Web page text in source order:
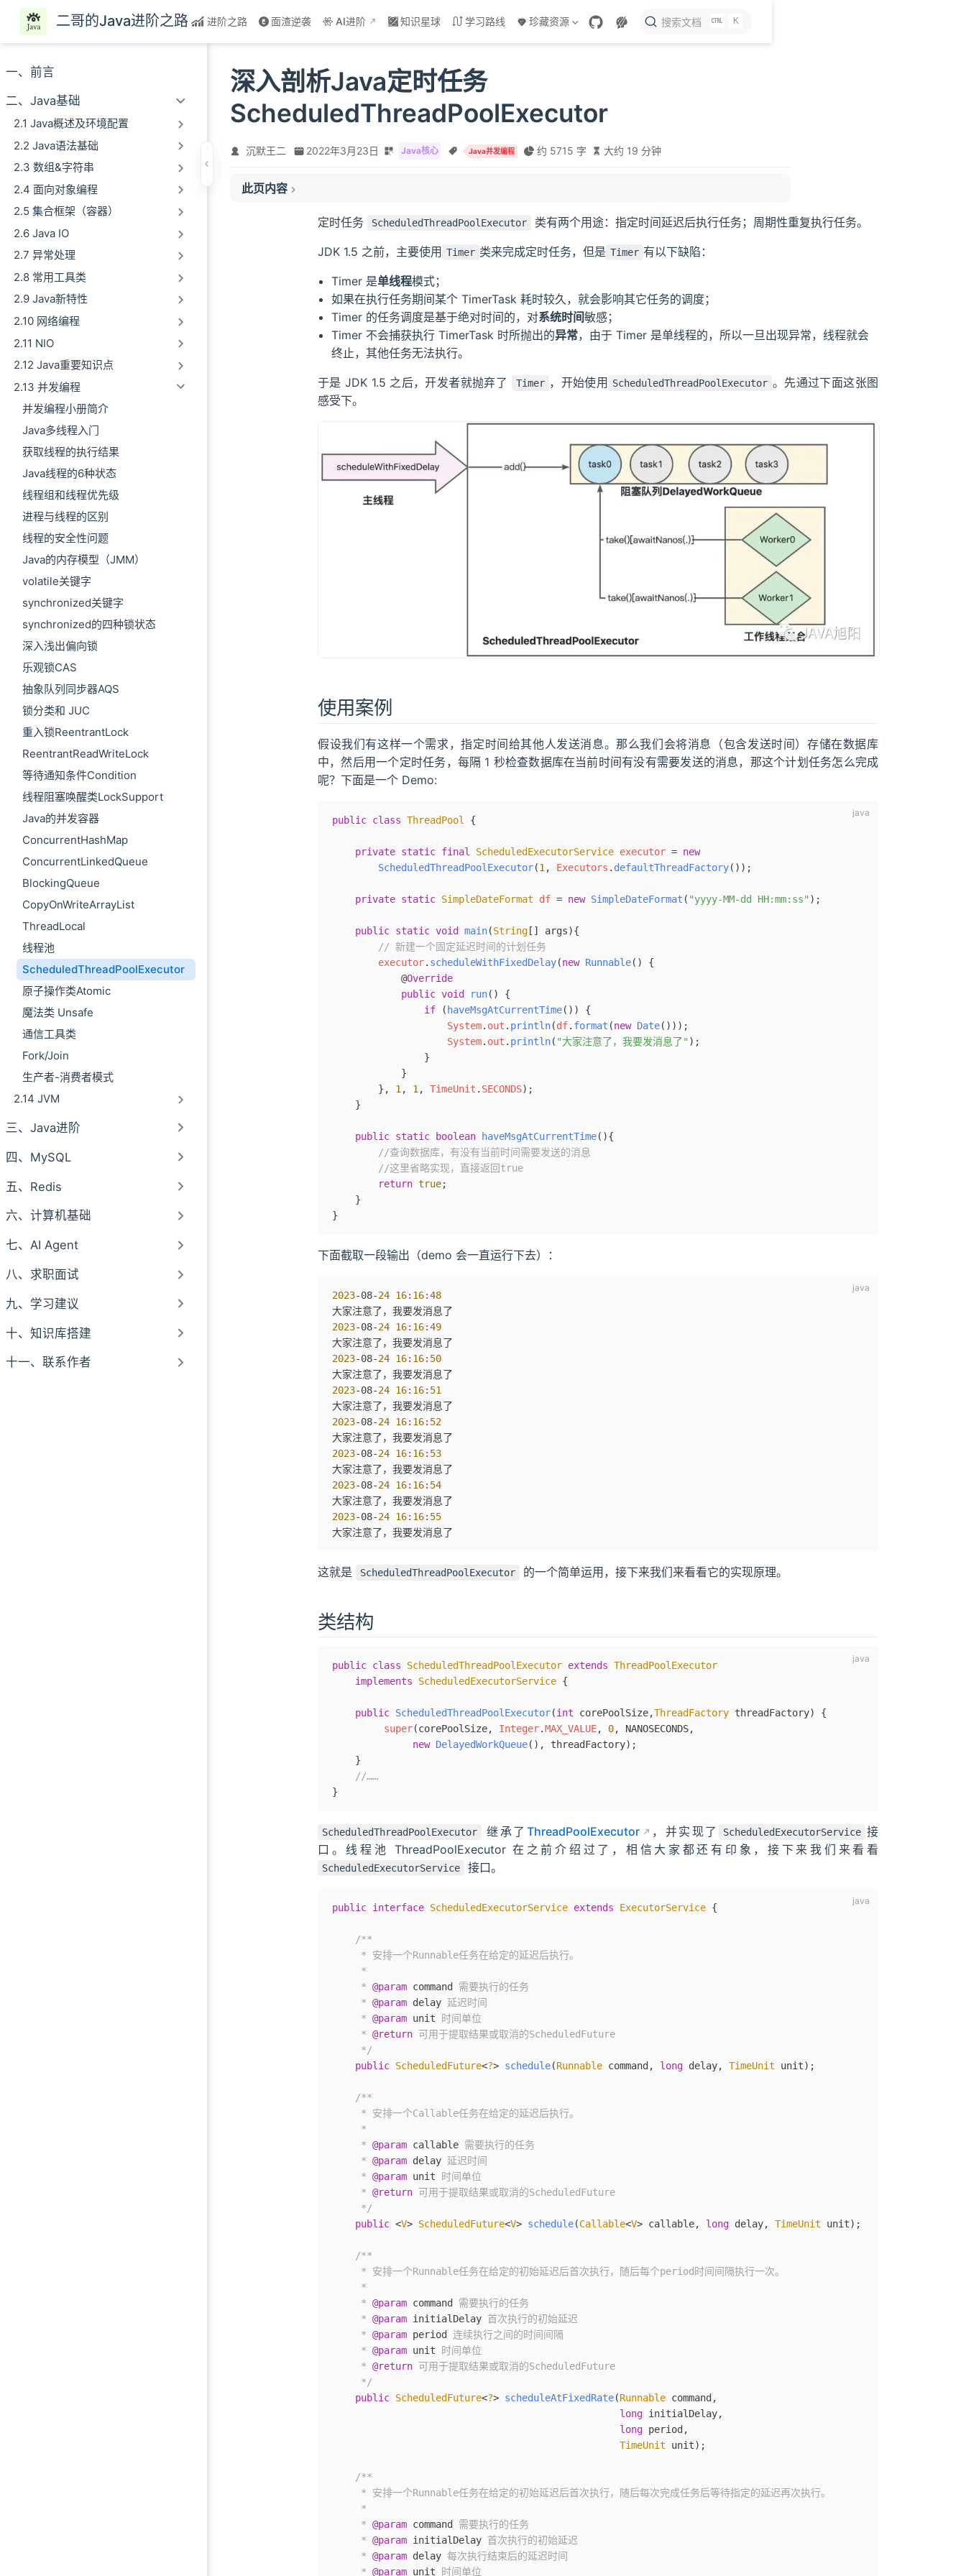
跳至主要內容
二哥的Java进阶之路 进阶之路 面渣逆袭 AI进阶 知识星球 学习路线 珍藏资源 搜索文档 K
一、前言
二、Java基础
2.1 Java概述及环境配置
2.2 Java语法基础
2.3 数组&字符串
2.4 面向对象编程
2.5 集合框架（容器）
2.6 Java IO
2.7 异常处理
2.8 常用工具类
2.9 Java新特性
2.10 网络编程
2.11 NIO
2.12 Java重要知识点
2.13 并发编程
并发编程小册简介
Java多线程入门
获取线程的执行结果
Java线程的6种状态
线程组和线程优先级
进程与线程的区别
线程的安全性问题
Java的内存模型（JMM）
volatile关键字
synchronized关键字
synchronized的四种锁状态
深入浅出偏向锁
乐观锁CAS
抽象队列同步器AQS
锁分类和 JUC
重入锁ReentrantLock
ReentrantReadWriteLock
等待通知条件Condition
线程阻塞唤醒类LockSupport
Java的并发容器
ConcurrentHashMap
ConcurrentLinkedQueue
BlockingQueue
CopyOnWriteArrayList
ThreadLocal
线程池
ScheduledThreadPoolExecutor
原子操作类Atomic
魔法类 Unsafe
通信工具类
Fork/Join
生产者-消费者模式
2.14 JVM
三、Java进阶
四、MySQL
五、Redis
六、计算机基础
七、AI Agent
八、求职面试
九、学习建议
十、知识库搭建
十一、联系作者
深入剖析Java定时任务
ScheduledThreadPoolExecutor
沉默王二 2022年3月23日 Java核心 Java并发编程 约 5715 字 大约 19 分钟
此页内容
使用案例
01、scheduleAtFixedRate
02、scheduleWithFixDelay
scheduleWithFixedDelay
定时任务 ScheduledThreadPoolExecutor 类有两个用途：指定时间延迟后执行任务；周期性重复执行任务。
JDK 1.5 之前，主要使用 Timer 类来完成定时任务，但是 Timer 有以下缺陷：
Timer 是单线程模式；
如果在执行任务期间某个 TimerTask 耗时较久，就会影响其它任务的调度；
Timer 的任务调度是基于绝对时间的，对系统时间敏感；
Timer 不会捕获执行 TimerTask 时所抛出的异常，由于 Timer 是单线程的，所以一旦出现异常，线程就会
终止，其他任务无法执行。
于是 JDK 1.5 之后，开发者就抛弃了 Timer ，开始使用 ScheduledThreadPoolExecutor 。先通过下面这张图
感受下。
使用案例
假设我们有这样一个需求，指定时间给其他人发送消息。那么我们会将消息（包含发送时间）存储在数据库
中，然后用一个定时任务，每隔 1 秒检查数据库在当前时间有没有需要发送的消息，那这个计划任务怎么完成
呢？下面是一个 Demo:
public class ThreadPool {
    private
static final ScheduledExecutorService executor = new
        ScheduledThreadPoolExecutor
(1 , Executors . defaultThreadFactory() ) ;
    private
static SimpleDateFormat df = new SimpleDateFormat ( "yyyy-MM-dd HH:mm:ss" ) ;
    public
static void main(String [] args){
        // 新建一个固定延迟时间的计划任务
        executor
. scheduleWithFixedDelay(new Runnable() {
            @
Override
            public
void run()
{
                if
( haveMsgAtCurrentTime()) {
                    System
. out . println(df. format (new Date()));
                    System
. out . println( "大家注意了，我要发消息了" );
                }
            }
        },
1 , 1 , TimeUnit . SECONDS);
    }
    public
static boolean haveMsgAtCurrentTime(){
        //查询数据库，有没有当前时间需要发送的消息
        //这里省略实现，直接返回true
        return
true;
    }
}
下面截取一段输出（demo 会一直运行下去）：
2023-08-24 16: 16:48
大家注意了，我要发消息了
2023-08-24 16: 16:49
大家注意了，我要发消息了
2023-08-24 16: 16: 50
大家注意了，我要发消息了
2023-08-24 16: 16: 51
大家注意了，我要发消息了
2023-08-24 16: 16: 52
大家注意了，我要发消息了
2023-08-24 16: 16: 53
大家注意了，我要发消息了
2023-08-24 16: 16: 54
大家注意了，我要发消息了
2023-08-24 16: 16: 55
大家注意了，我要发消息了
这就是 ScheduledThreadPoolExecutor 的一个简单运用，接下来我们来看看它的实现原理。
类结构
public class ScheduledThreadPoolExecutor extends ThreadPoolExecutor
	implements
ScheduledExecutorService {
    public
ScheduledThreadPoolExecutor(int corePoolSize,ThreadFactory threadFactory)
{
         super
(corePoolSize, Integer.MAX_VALUE, 0, NANOSECONDS,
              new
DelayedWorkQueue(), threadFactory);
    }
    //……
}
ScheduledThreadPoolExecutor 继承了 ThreadPoolExecutor ，并实现了 ScheduledExecutorService 接
口。线程池 ThreadPoolExecutor 在之前介绍过了，相信大家都还有印象，接下来我们来看看
ScheduledExecutorService 接口。
public interface ScheduledExecutorService extends ExecutorService {
    /**
     * 安排一个Runnable任务在给定的延迟后执行。
     *
     *
@param command
需要执行的任务
     *
@param delay 延迟时间
     *
@param unit 时间单位
     *
@return 可用于提取结果或取消的ScheduledFuture
     */
    public
ScheduledFuture<?> schedule(Runnable command , long delay, TimeUnit unit);
    /**
     * 安排一个Callable任务在给定的延迟后执行。
     *
     *
@param callable 需要执行的任务
     *
@param delay 延迟时间
     *
@param unit 时间单位
     *
@return 可用于提取结果或取消的ScheduledFuture
     */
    public
<V> ScheduledFuture<V> schedule(Callable<V> callable, long delay, TimeUnit unit);
    /**
     * 安排一个Runnable任务在给定的初始延迟后首次执行，随后每个period时间间隔执行一次。
     *
     *
@param command
需要执行的任务
     *
@param initialDelay 首次执行的初始延迟
     *
@param period
连续执行之间的时间间隔
     *
@param unit 时间单位
     *
@return 可用于提取结果或取消的ScheduledFuture
     */
    public
ScheduledFuture<?> scheduleAtFixedRate(Runnable command ,
                                                  long
initialDelay,
                                                  long
period ,
                                                  TimeUnit
unit);
    /**
     * 安排一个Runnable任务在给定的初始延迟后首次执行，随后每次完成任务后等待指定的延迟再次执行。
     *
     *
@param command
需要执行的任务
     *
@param initialDelay 首次执行的初始延迟
     *
@param delay 每次执行结束后的延迟时间
     *
@param unit 时间单位